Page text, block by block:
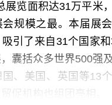
展览面积达31万平米
规模之最。本届展
引了来自31个国家
囊括众多世界500强
、美国、英国等13